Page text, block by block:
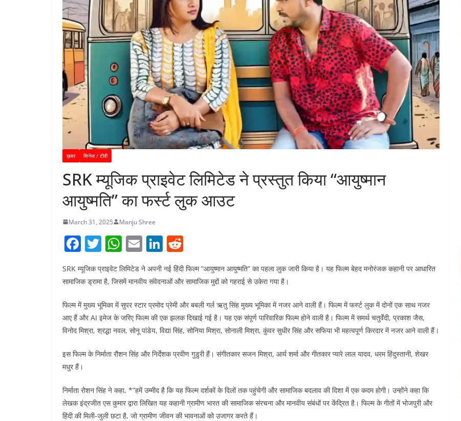
ख़बर सिनेमा / टीवी
SRK म्यूजिक प्राइवेट लिमिटेड ने प्रस्तुत किया “आयुष्मान
आयुष्मति” का फर्स्ट लुक आउट
March 31, 2025 Manju Shree
F
a
c
b
o
o
k
T
w
itt
W
h
at
A
p
E
m
ai
Li
n
k
dI
n
e
d
t
SRK म्यूजिक प्राइवेट लिमिटेड ने अपनी नई हिंदी फिल्म “आयुष्मान आयुष्मति” का पहला लुक जारी किया है। यह फिल्म बेहद मनोरंजक कहानी पर आधारित
सामाजिक ड्रामा है, जिसमें मानवीय संवेदनाओं और सामाजिक मुद्दों को गहराई से उकेरा गया है।
फिल्म में मुख्य भूमिका में सुपर स्टार प्रमोद प्रेमी और बबली गर्ल ऋतु सिंह मुख्य भूमिका में नजर आने वाली हैं। फिल्म में फर्स्ट लुक में दोनों एक साथ नजर
आए हैं और AI इमेज के जरिए फिल्म की एक झलक दिखाई गई है। यह एक संपूर्ण पारिवारिक फिल्म होने वाली है। फिल्म में समर्थ चतुर्वेदी, प्रकाश जैस,
विनोद मिश्रा, श्रद्धा नवल, सोनू पांडेय, विद्या सिंह, सोनिया मिश्रा, सोनाली मिश्रा, कुंवर सुधीर सिंह और सफिया भी महत्वपूर्ण किरदार में नजर आने वाली हैं।
इस फिल्म के निर्माता रौशन सिंह और निर्देशक प्रवीण गुडुरी हैं। संगीतकार सजन मिश्रा, आर्य शर्मा और गीतकार प्यारे लाल यादव, धरम हिंदुस्तानी, शेखर
मधुर हैं।
निर्माता रोशन सिंह ने कहा, *”हमें उम्मीद है कि यह फिल्म दर्शकों के दिलों तक पहुंचेगी और सामाजिक बदलाव की दिशा में एक कदम होगी। उन्होंने कहा कि
लेखक इंद्रजीत एस कुमार द्वारा लिखित यह कहानी ग्रामीण भारत की सामाजिक संरचना और मानवीय संबंधों पर केंद्रित है। फिल्म के गीतों में भोजपुरी और
हिंदी की मिली-जुली छटा है, जो ग्रामीण जीवन की भावनाओं को उजागर करते हैं।